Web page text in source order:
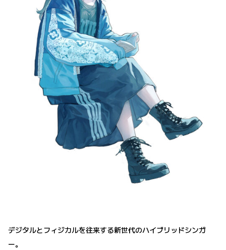
デジタルとフィジカルを往来する新世代のハイブリッドシンガ
ー。